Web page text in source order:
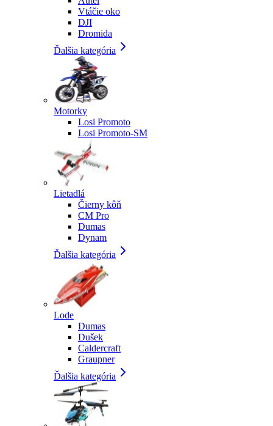
Vtáčie oko
DJI
Dromida
Ďalšia kategória
Motorky
Losi Promoto
Losi Promoto-SM
Lietadlá
Čierny kôň
CM Pro
Dumas
Dynam
Ďalšia kategória
Lode
Dumas
Dušek
Caldercraft
Graupner
Ďalšia kategória